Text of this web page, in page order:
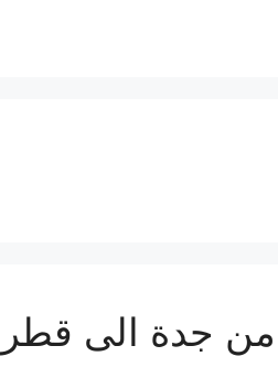
الى قطر 0560533140